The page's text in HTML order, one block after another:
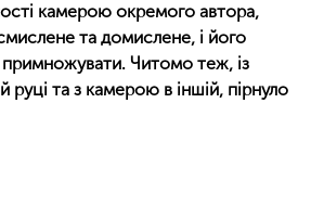
камерою окремого автора,
та домислене, і його
примножувати. Читомо теж, із
руці та з камерою в іншій, пірнуло